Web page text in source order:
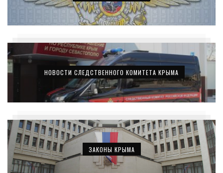
НОВОСТИ СЛЕДСТВЕННОГО КОМИТЕТА КРЫМА
ЗАКОНЫ КРЫМА